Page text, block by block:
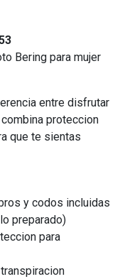
Bering para mujer
entre disfrutar
proteccion
que te sientas
y codos incluidas
preparado)
para